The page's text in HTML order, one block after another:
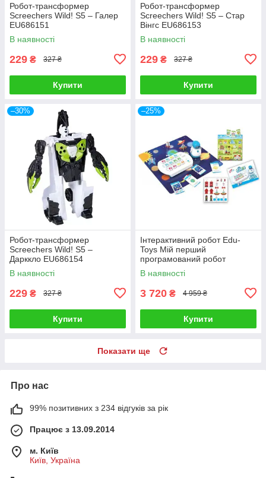
Робот-трансформер
Screechers Wild! S5 – Галер
EU686151
В наявності
229 ₴ 327 ₴
Купити
Робот-трансформер
Screechers Wild! S5 – Стар
Вінгс EU686153
В наявності
229 ₴ 327 ₴
Купити
–30%
Робот-трансформер
Screechers Wild! S5 –
Дарккло EU686154
В наявності
229 ₴ 327 ₴
Купити
–25%
Інтерактивний робот Edu-
Toys Мій перший
програмований робот
В наявності
3 720 ₴ 4 959 ₴
Купити
Показати ще
Про нас
99% позитивних з 234 відгуків за рік
Працює з 13.09.2014
м. Київ
Київ, Україна